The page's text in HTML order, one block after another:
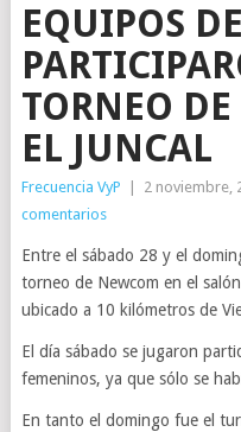
EQUIPOS
TORNEO
EL JUNCAL
Frecuencia VyP 2 noviembre,
comentarios
Entre el sábado 28 y el
torneo de Newcom en el
ubicado a 10 kilómetros de
El día sábado se jugaron
femeninos, ya que sólo se
En tanto el domingo fue el